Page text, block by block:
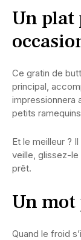
Un plat
Ce gratin de
principal,
impressionnera
petits
Et le meilleur ?
veille, glissez-le
prêt.
Un
Quand le froid